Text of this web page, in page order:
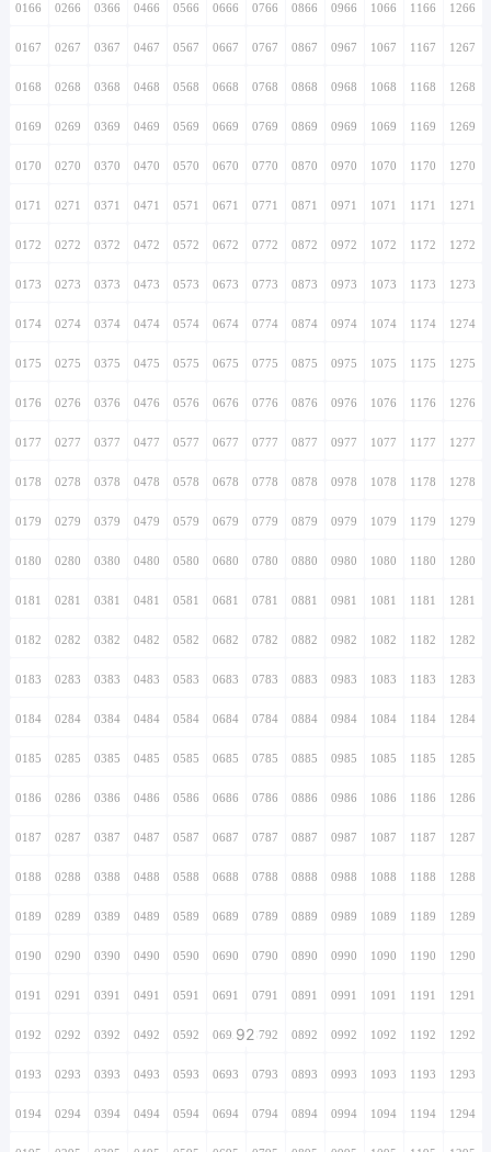
0166 0266 0366 0466 0566 0666 0766 0866 0966 1066 1166 1266
0167 0267 0367 0467 0567 0667 0767 0867 0967 1067 1167 1267
0168 0268 0368 0468 0568 0668 0768 0868 0968 1068 1168 1268
0169 0269 0369 0469 0569 0669 0769 0869 0969 1069 1169 1269
0170 0270 0370 0470 0570 0670 0770 0870 0970 1070 1170 1270
0171 0271 0371 0471 0571 0671 0771 0871 0971 1071 1171 1271
0172 0272 0372 0472 0572 0672 0772 0872 0972 1072 1172 1272
0173 0273 0373 0473 0573 0673 0773 0873 0973 1073 1173 1273
0174 0274 0374 0474 0574 0674 0774 0874 0974 1074 1174 1274
0175 0275 0375 0475 0575 0675 0775 0875 0975 1075 1175 1275
0176 0276 0376 0476 0576 0676 0776 0876 0976 1076 1176 1276
0177 0277 0377 0477 0577 0677 0777 0877 0977 1077 1177 1277
0178 0278 0378 0478 0578 0678 0778 0878 0978 1078 1178 1278
0179 0279 0379 0479 0579 0679 0779 0879 0979 1079 1179 1279
0180 0280 0380 0480 0580 0680 0780 0880 0980 1080 1180 1280
0181 0281 0381 0481 0581 0681 0781 0881 0981 1081 1181 1281
0182 0282 0382 0482 0582 0682 0782 0882 0982 1082 1182 1282
0183 0283 0383 0483 0583 0683 0783 0883 0983 1083 1183 1283
0184 0284 0384 0484 0584 0684 0784 0884 0984 1084 1184 1284
0185 0285 0385 0485 0585 0685 0785 0885 0985 1085 1185 1285
0186 0286 0386 0486 0586 0686 0786 0886 0986 1086 1186 1286
0187 0287 0387 0487 0587 0687 0787 0887 0987 1087 1187 1287
0188 0288 0388 0488 0588 0688 0788 0888 0988 1088 1188 1288
0189 0289 0389 0489 0589 0689 0789 0889 0989 1089 1189 1289
0190 0290 0390 0490 0590 0690 0790 0890 0990 1090 1190 1290
0191 0291 0391 0491 0591 0691 0791 0891 0991 1091 1191 1291
0192 0292 0392 0492 0592 0692920792 0892 0992 1092 1192 1292
0193 0293 0393 0493 0593 0693 0793 0893 0993 1093 1193 1293
0194 0294 0394 0494 0594 0694 0794 0894 0994 1094 1194 1294